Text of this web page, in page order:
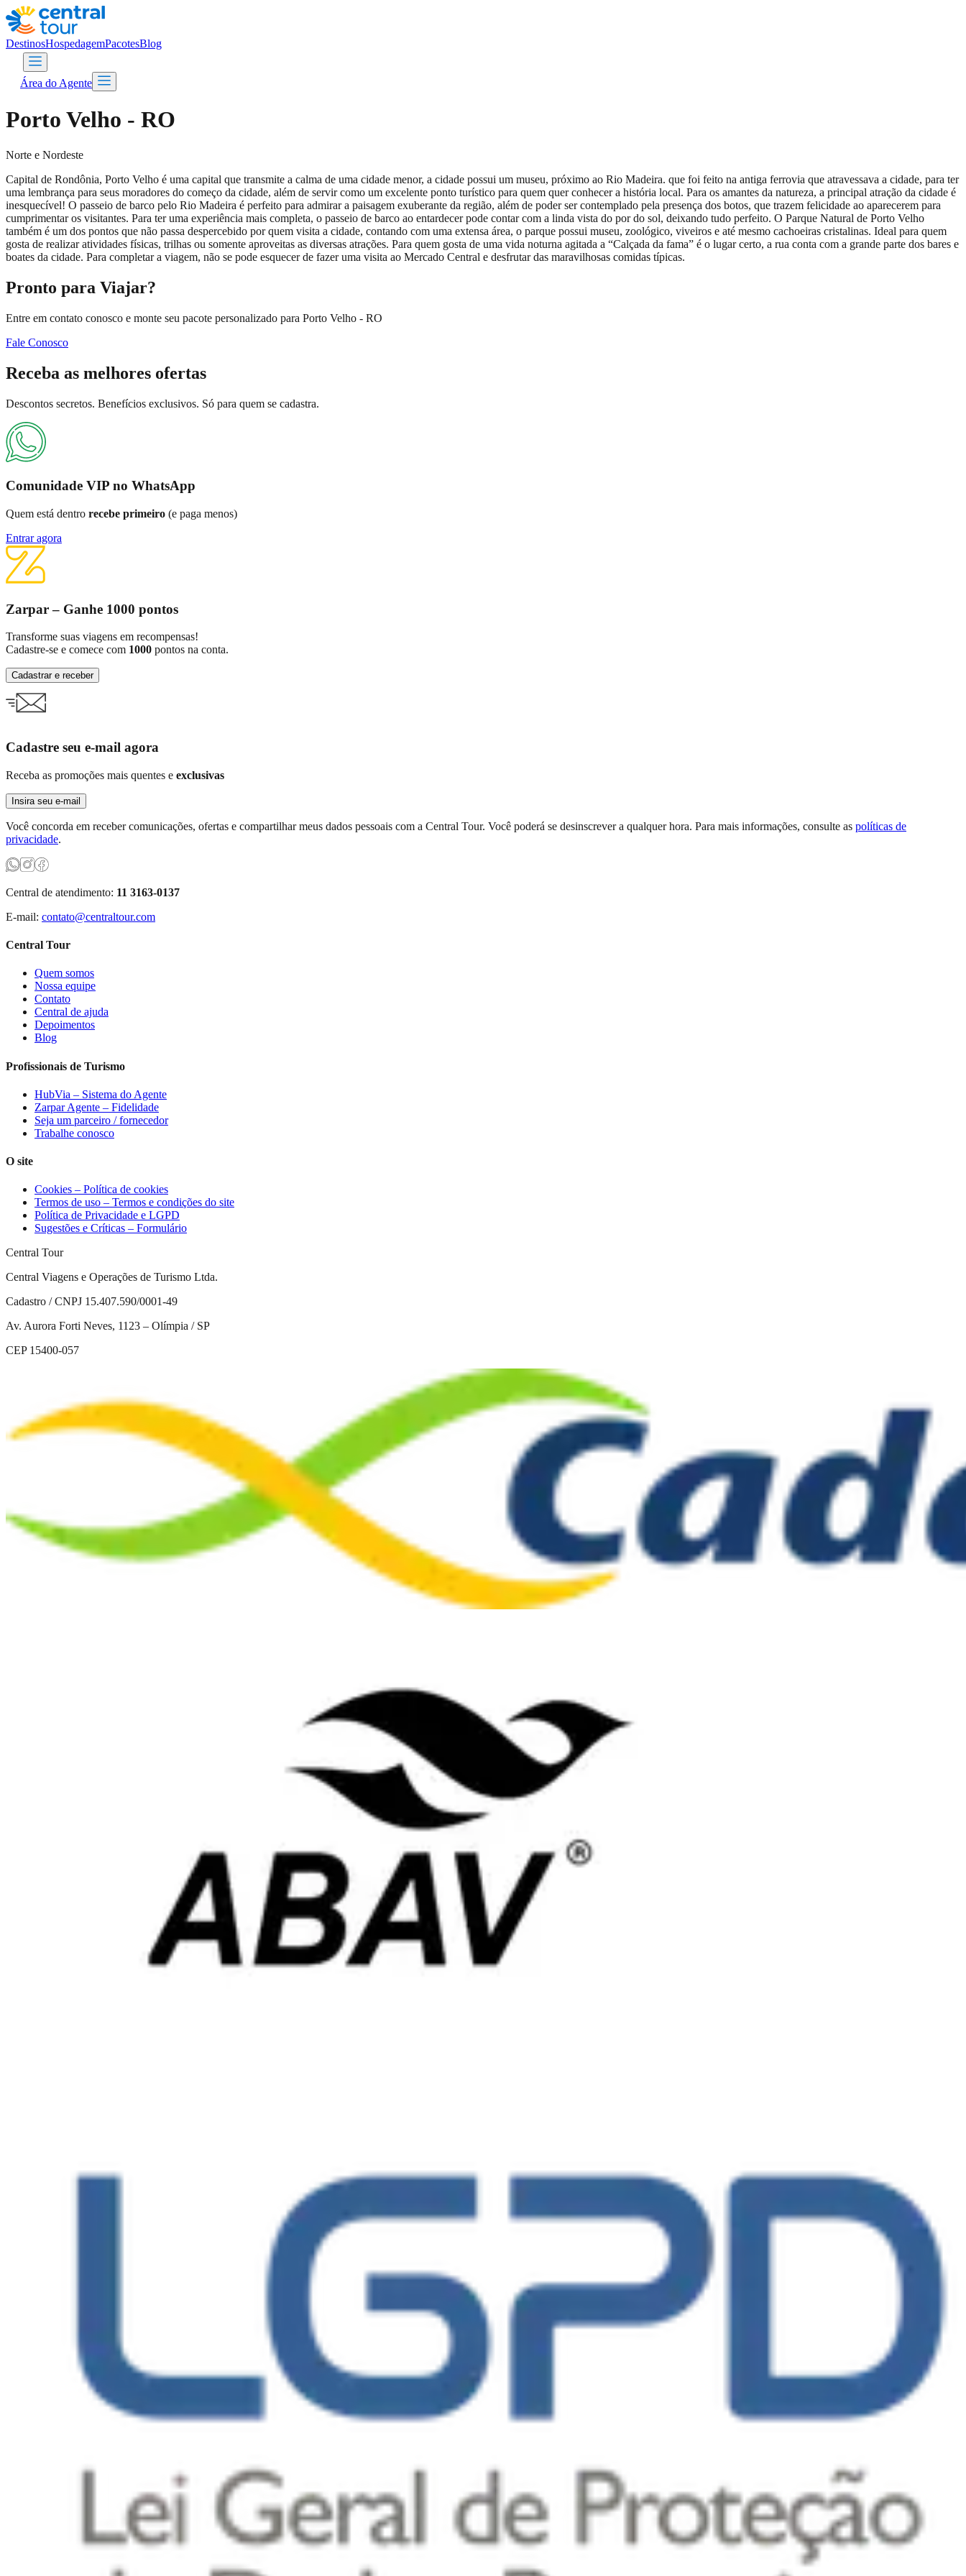
DestinosHospedagemPacotesBlog
Área do Agente
Porto Velho - RO
Norte e Nordeste
Capital de Rondônia, Porto Velho é uma capital que transmite a calma de uma cidade menor, a cidade possui um museu, próximo ao Rio Madeira. que foi feito na antiga ferrovia que atravessava a cidade, para ter
uma lembrança para seus moradores do começo da cidade, além de servir como um excelente ponto turístico para quem quer conhecer a história local. Para os amantes da natureza, a principal atração da cidade é
inesquecível! O passeio de barco pelo Rio Madeira é perfeito para admirar a paisagem exuberante da região, além de poder ser contemplado pela presença dos botos, que trazem felicidade ao aparecerem para
cumprimentar os visitantes. Para ter uma experiência mais completa, o passeio de barco ao entardecer pode contar com a linda vista do por do sol, deixando tudo perfeito. O Parque Natural de Porto Velho
também é um dos pontos que não passa despercebido por quem visita a cidade, contando com uma extensa área, o parque possui museu, zoológico, viveiros e até mesmo cachoeiras cristalinas. Ideal para quem
gosta de realizar atividades físicas, trilhas ou somente aproveitas as diversas atrações. Para quem gosta de uma vida noturna agitada a “Calçada da fama” é o lugar certo, a rua conta com a grande parte dos bares e
boates da cidade. Para completar a viagem, não se pode esquecer de fazer uma visita ao Mercado Central e desfrutar das maravilhosas comidas típicas.
Pronto para Viajar?
Entre em contato conosco e monte seu pacote personalizado para Porto Velho - RO
Fale Conosco
Receba as melhores ofertas
Descontos secretos. Benefícios exclusivos. Só para quem se cadastra.
Comunidade VIP no WhatsApp
Quem está dentro recebe primeiro (e paga menos)
Entrar agora
Zarpar – Ganhe 1000 pontos
Transforme suas viagens em recompensas!
Cadastre-se e comece com 1000 pontos na conta.
Cadastrar e receber
Cadastre seu e-mail agora
Receba as promoções mais quentes e exclusivas
Insira seu e-mail
Você concorda em receber comunicações, ofertas e compartilhar meus dados pessoais com a Central Tour. Você poderá se desinscrever a qualquer hora. Para mais informações, consulte as políticas de
privacidade.
Central de atendimento: 11 3163-0137
E-mail: contato@centraltour.com
Central Tour
Quem somos
Nossa equipe
Contato
Central de ajuda
Depoimentos
Blog
Profissionais de Turismo
HubVia – Sistema do Agente
Zarpar Agente – Fidelidade
Seja um parceiro / fornecedor
Trabalhe conosco
O site
Cookies – Política de cookies
Termos de uso – Termos e condições do site
Política de Privacidade e LGPD
Sugestões e Críticas – Formulário
Central Tour
Central Viagens e Operações de Turismo Ltda.
Cadastro / CNPJ 15.407.590/0001-49
Av. Aurora Forti Neves, 1123 – Olímpia / SP
CEP 15400-057